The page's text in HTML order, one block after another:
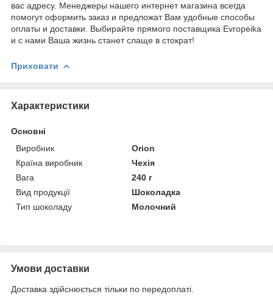
вас адресу. Менеджеры нашего интернет магазина всегда
помогут оформить заказ и предложат Вам удобные способы
оплаты и доставки. Выбирайте прямого поставщика Evropeika
и с нами Ваша жизнь станет слаще в стократ!
Приховати
Характеристики
Основні
Виробник
Orion
Країна виробник
Чехія
Вага
240 г
Вид продукції
Шоколадка
Тип шоколаду
Молочний
Умови доставки
Доставка здійснюється тільки по передоплаті.